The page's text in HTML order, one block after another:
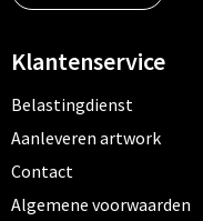
Klantenservice
Belastingdienst
Aanleveren artwork
Contact
Algemene voorwaarden